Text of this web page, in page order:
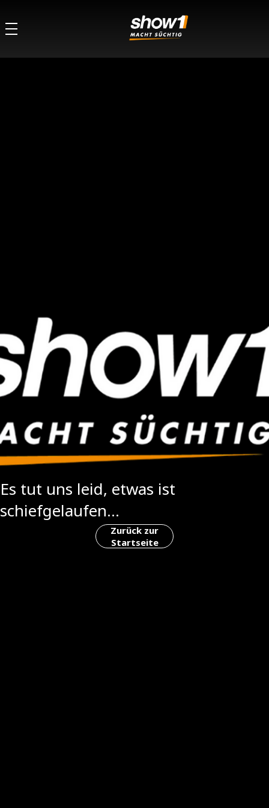
Es tut uns leid, etwas ist
schiefgelaufen...
Zurück zur
Startseite